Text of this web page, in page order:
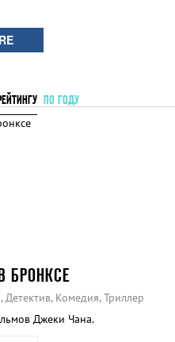
ПО ГОДУ
БРОНКСЕ
Детектив, Комедия, Триллер
Джеки Чана.